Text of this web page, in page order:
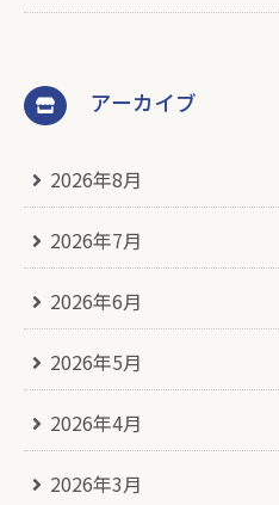
アーカイブ
2026年8月
2026年7月
2026年6月
2026年5月
2026年4月
2026年3月